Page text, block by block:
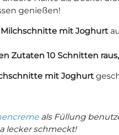
genießen!
Milchschnitte mit Joghurt
Zutaten 10 Schnitten
mit Joghurt
als Füllung
lecker schmeckt!